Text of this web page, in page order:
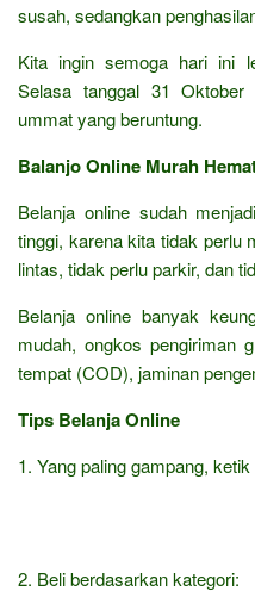
susah, sedangkan
Kita ingin semoga hari ini
Selasa tanggal 31
ummat yang beruntung.
Balanjo Online Murah
Belanja online sudah
tinggi, karena kita tidak perlu
lintas, tidak perlu parkir, dan
Belanja online banyak
mudah, ongkos pengiriman
tempat (COD), jaminan
Tips Belanja Online
1. Yang paling gampang,
2. Beli berdasarkan kategori: